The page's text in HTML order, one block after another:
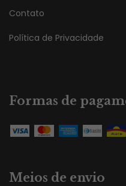
Contato
Política de Privacidade
Formas de
Meios de envio